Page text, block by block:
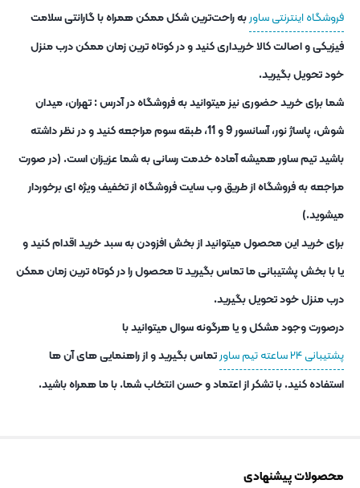
فروشگاه اینترنتی ساوربه راحت‌ترین شکل ممکن همراه با گارانتی سلامت
فیزیکی و اصالت کالا خریداری کنید و در کوتاه ترین زمان ممکن درب منزل
خود تحویل بگیرید.
شما برای خرید حضوری نیز میتوانید به فروشگاه در آدرس : تهران، میدان
شوش، پاساژ نور، آسانسور 9 و 11، طبقه سوم مراجعه کنید و در نظر داشته
باشید تیم ساور همیشه آماده خدمت رسانی به شما عزیزان است. (در صورت
مراجعه به فروشگاه از طریق وب سایت فروشگاه از تخفیف ویژه ای برخوردار
میشوید.)
برای خرید این محصول میتوانید از بخش افزودن به سبد خرید اقدام کنید و
یا با بخش پشتیبانی ما تماس بگیرید تا محصول را در کوتاه ترین زمان ممکن
درب منزل خود تحویل بگیرید.
درصورت وجود مشکل و یا هرگونه سوال میتوانید با
پشتیبانی ۲۴ ساعته تیم ساور
تماس بگیرید و از راهنمایی های آن ها
استفاده کنید. با تشکر از اعتماد و حسن انتخاب شما. با ما همراه باشید.
محصولات پیشنهادی